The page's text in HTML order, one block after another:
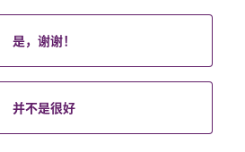
是，谢谢！
并不是很好